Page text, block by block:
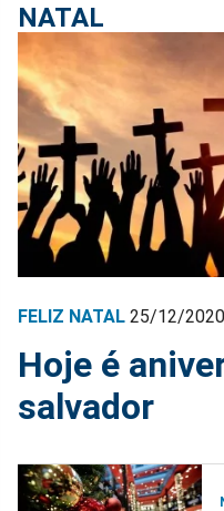
NATAL
FELIZ NATAL 25/12/2020
Hoje é
salvador